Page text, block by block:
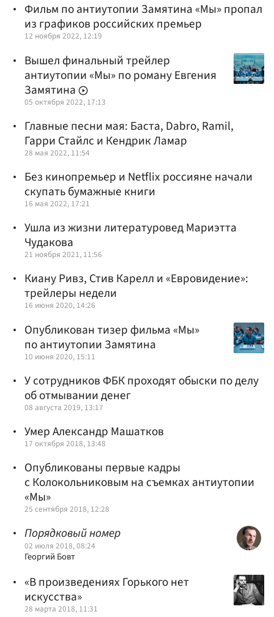
Фильм по антиутопии Замятина «Мы» пропал
из графиков российских премьер
12 ноября 2022, 12:19
Вышел финальный трейлер
антиутопии «Мы» по роману Евгения
Замятина
05 октября 2022, 17:13
Главные песни мая: Баста, Dabro, Ramil,
Гарри Стайлс и Кендрик Ламар
28 мая 2022, 11:54
Без кинопремьер и Netflix россияне начали
скупать бумажные книги
16 мая 2022, 17:21
Ушла из жизни литературовед Мариэтта
Чудакова
21 ноября 2021, 11:56
Киану Ривз, Стив Карелл и «Евровидение»:
трейлеры недели
16 июня 2020, 14:26
Опубликован тизер фильма «Мы»
по антиутопии Замятина
10 июня 2020, 15:11
У сотрудников ФБК проходят обыски по делу
об отмывании денег
08 августа 2019, 13:17
Умер Александр Машатков
17 октября 2018, 13:48
Опубликованы первые кадры
с Колокольниковым на съемках антиутопии
«Мы»
25 сентября 2018, 12:28
Порядковый номер
02 июля 2018, 08:24
Георгий Бовт
«В произведениях Горького нет
искусства»
28 марта 2018, 11:31